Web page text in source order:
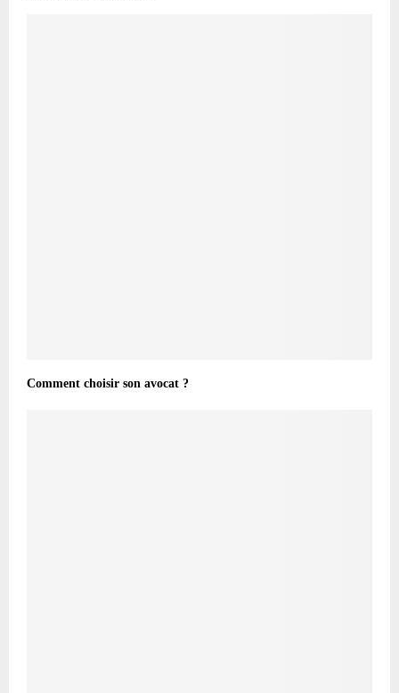
Comment choisir son avocat ?